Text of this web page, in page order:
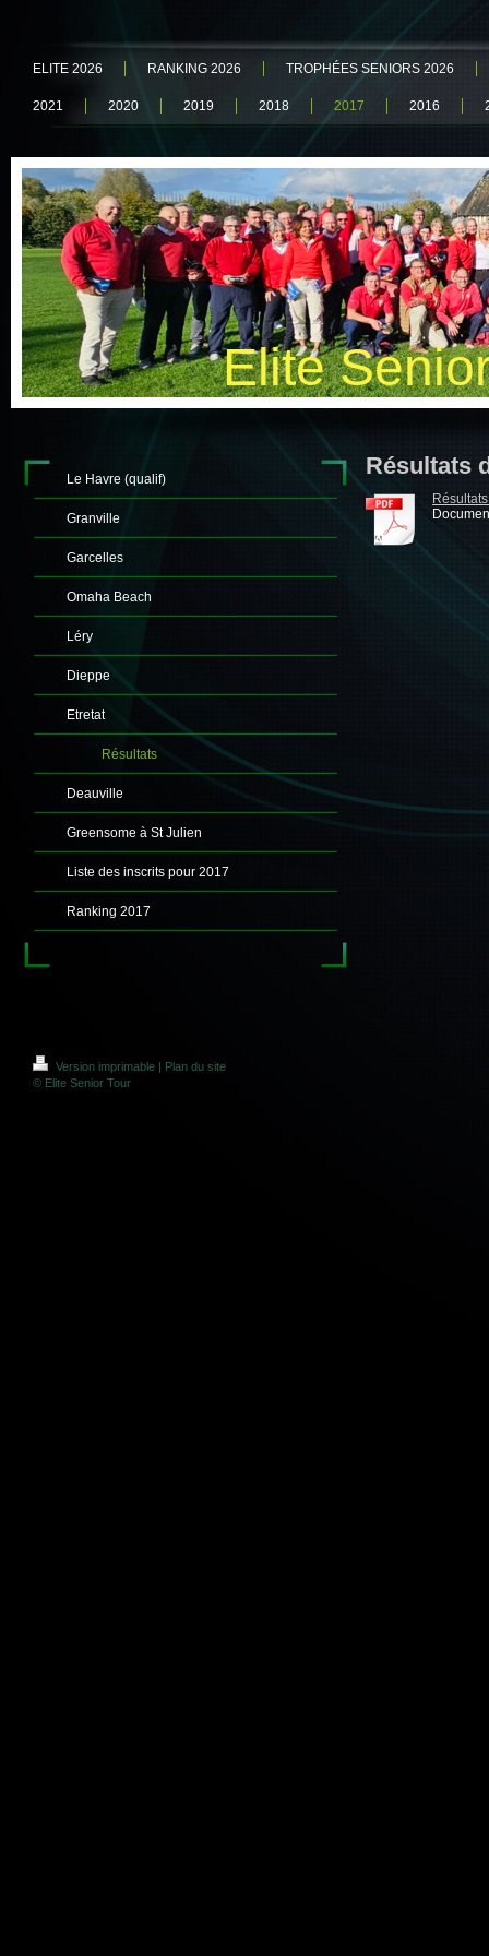
ELITE 2026 RANKING 2026 TROPHÉES SENIORS 2026
2021 2020 2019 2018 2017 2016
Elite
Le Havre (qualif)
Granville
Garcelles
Omaha Beach
Léry
Dieppe
Etretat
Résultats
Deauville
Greensome à St Julien
Liste des inscrits pour 2017
Ranking 2017
Résultats
Version imprimable | Plan du site
© Elite Senior Tour